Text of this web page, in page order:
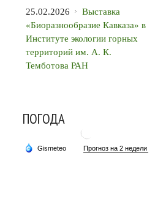
25.02.2026
Выставка
«Биоразнообразие Кавказа» в
Институте экологии горных
территорий им. А. К.
Темботова РАН
ПОГОДА